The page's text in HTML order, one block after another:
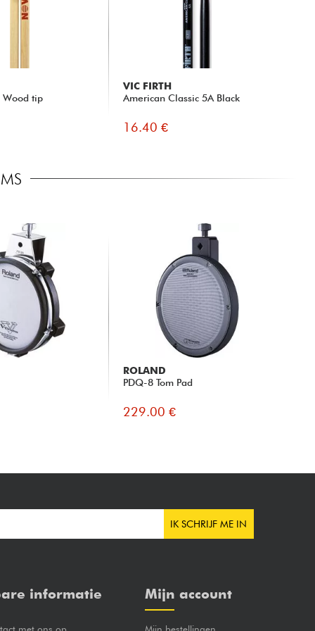
Wood tip
VIC FIRTH
American Classic 5A Black
16.40 €
ROLAND
PDQ-8 Tom Pad
229.00 €
IK SCHRIJF ME IN
informatie Mijn account